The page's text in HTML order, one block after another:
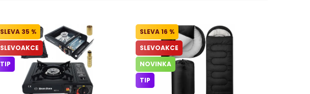
35 %
SLEVOAKCE
TIP
16 %
SLEVOAKCE
NOVINKA
TIP